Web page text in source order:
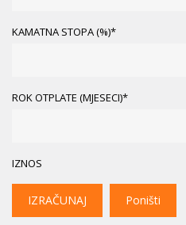
KAMATNA STOPA (%)*
ROK OTPLATE (MJESECI)*
IZNOS
IZRAČUNAJ Poništi